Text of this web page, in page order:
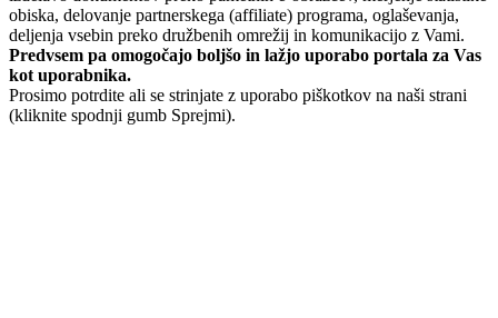
obiska, delovanje partnerskega (affiliate) programa, oglaševanja,
deljenja vsebin preko družbenih omrežij in komunikacijo z Vami.
Predvsem pa omogočajo boljšo in lažjo uporabo portala za Vas
kot uporabnika.
Prosimo potrdite ali se strinjate z uporabo piškotkov na naši strani
(kliknite spodnji gumb Sprejmi).